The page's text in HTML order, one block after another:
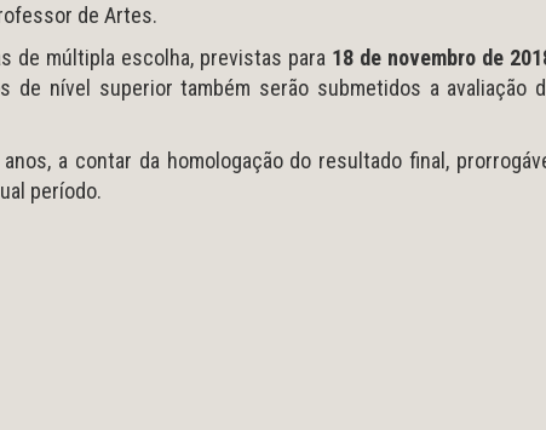
de Artes.
de múltipla escolha, previstas para 18 de novembro de
de nível superior também serão submetidos a avaliação
a contar da homologação do resultado final,
período.